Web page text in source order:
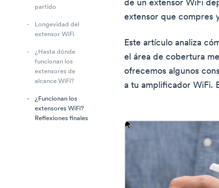
partido
Longevidad del
extensor WiFi
¿Hasta dónde
funcionan los
extensores de
alcance WiFi?
¿Funcionan los
extensores WiFi?
Reflexiones finales
de un extensor WiFi
extensor que compres
Este artículo analiza
el área de cobertura
ofrecemos algunos
a tu amplificador WiFi.